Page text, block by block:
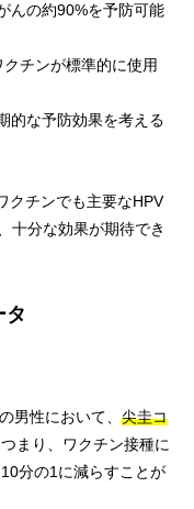
んの約90%を予防可能
チンが標準的に使用
的な予防効果を考える
クチンでも主要なHPV
十分な効果が期待でき
タ
男性において、 尖圭コ
まり、ワクチン接種に
分の1に減らすことが